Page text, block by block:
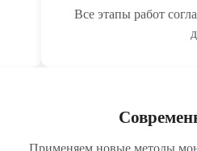
Все этапы работ